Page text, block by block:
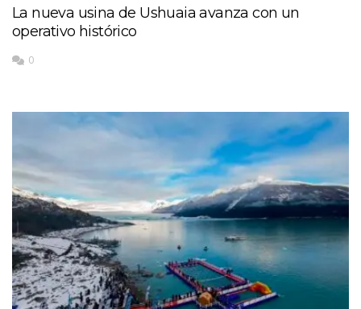
La nueva usina de Ushuaia avanza con un
operativo histórico
0